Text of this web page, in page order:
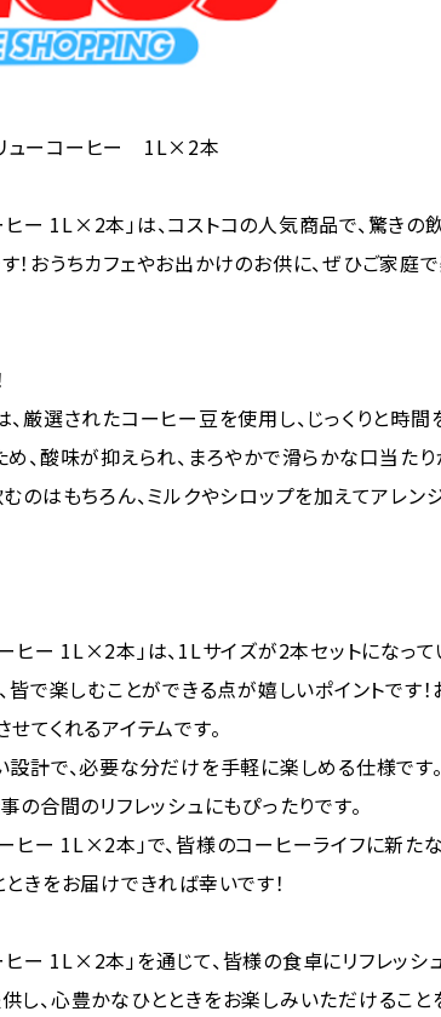
ューコーヒー 1L×2本
ヒー 1L×2本」は、コストコの人気商品で、驚きの
おうちカフェやお出かけのお供に、ぜひご家庭
厳選されたコーヒー豆を使用し、じっくりと時間
、酸味が抑えられ、まろやかで滑らかな口当たり
のはもちろん、ミルクやシロップを加えてアレン
ヒー 1L×2本」は、1Lサイズが2本セットになって
皆で楽しむことができる点が嬉しいポイントです！
てくれるアイテムです。
計で、必要な分だけを手軽に楽しめる仕様です。
の合間のリフレッシュにもぴったりです。
ーヒー 1L×2本」で、皆様のコーヒーライフに新たな
きをお届けできれば幸いです！
ヒー 1L×2本」を通じて、皆様の食卓にリフレッシ
し、心豊かなひとときをお楽しみいただけること